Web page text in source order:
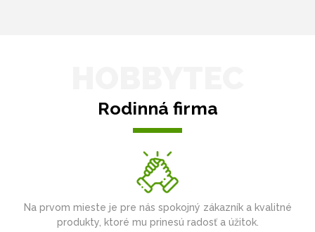
Rodinná firma
Na prvom mieste je pre nás spokojný zákazník a kvalitné
produkty, ktoré mu prinesú radosť a úžitok.